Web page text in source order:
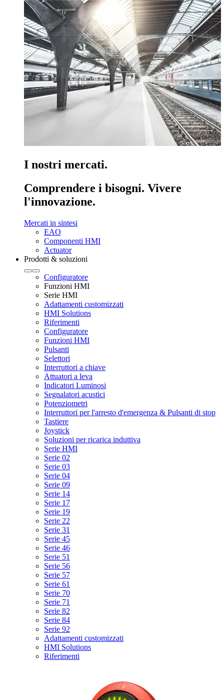
I nostri mercati.
Comprendere i bisogni. Vivere
l'innovazione.
Mercati in sintesi
EAO
Componenti HMI
Actuator
Prodotti & soluzioni
Configuratore
Funzioni HMI
Serie HMI
Adattamenti customizzati
HMI Solutions
Riferimenti
Configuratore
Funzioni HMI
Pulsanti
Selettori
Interruttori a chiave
Attuatori a leva
Indicatori Luminosi
Segnalatori acustici
Potenziometri
Interruttori per l'arresto d'emergenza & Pulsanti di stop
Tastiere
Joystick
Soluzioni per ricarica induttiva
Serie HMI
Serie 02
Serie 03
Serie 04
Serie 09
Serie 14
Serie 17
Serie 19
Serie 22
Serie 31
Serie 45
Serie 46
Serie 51
Serie 56
Serie 57
Serie 61
Serie 70
Serie 71
Serie 82
Serie 84
Serie 92
Adattamenti customizzati
HMI Solutions
Riferimenti